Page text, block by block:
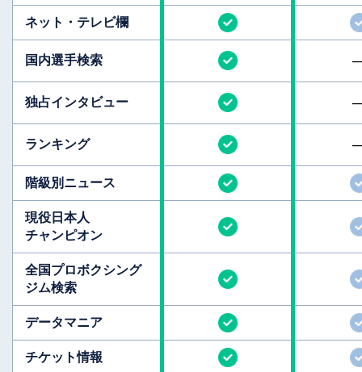
ネット・テレビ欄
国内選手検索
独占インタビュー
ランキング
階級別ニュース
現役日本人
チャンピオン
全国プロボクシング
ジム検索
データマニア
チケット情報